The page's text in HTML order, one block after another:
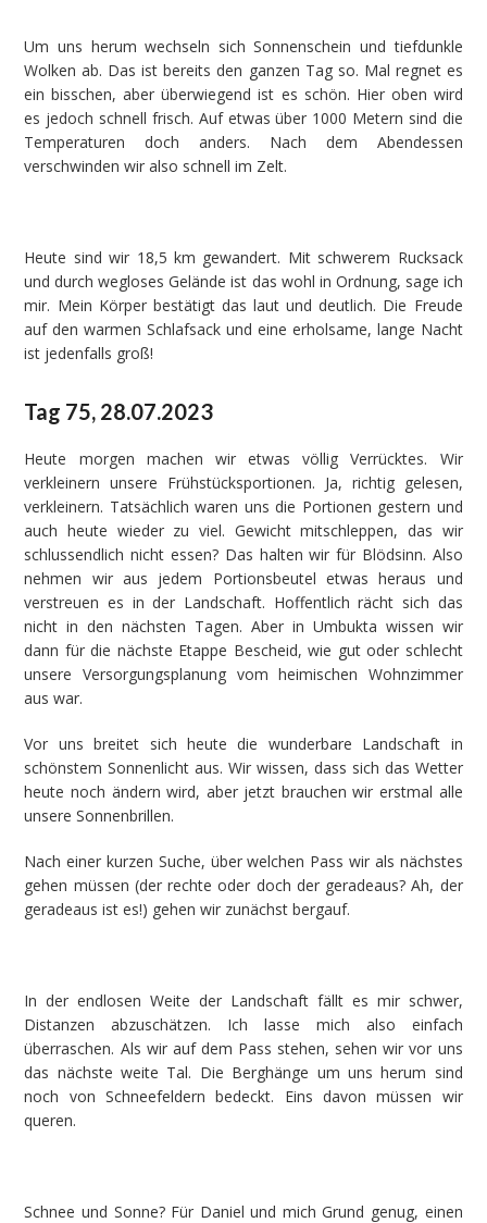
Um uns herum wechseln sich Sonnenschein und tiefdunkle
Wolken ab. Das ist bereits den ganzen Tag so. Mal regnet es
ein bisschen, aber überwiegend ist es schön. Hier oben wird
es jedoch schnell frisch. Auf etwas über 1000 Metern sind die
Temperaturen doch anders. Nach dem Abendessen
verschwinden wir also schnell im Zelt.
Heute sind wir 18,5 km gewandert. Mit schwerem Rucksack
und durch wegloses Gelände ist das wohl in Ordnung, sage ich
mir. Mein Körper bestätigt das laut und deutlich. Die Freude
auf den warmen Schlafsack und eine erholsame, lange Nacht
ist jedenfalls groß!
Tag 75, 28.07.2023
Heute morgen machen wir etwas völlig Verrücktes. Wir
verkleinern unsere Frühstücksportionen. Ja, richtig gelesen,
verkleinern. Tatsächlich waren uns die Portionen gestern und
auch heute wieder zu viel. Gewicht mitschleppen, das wir
schlussendlich nicht essen? Das halten wir für Blödsinn. Also
nehmen wir aus jedem Portionsbeutel etwas heraus und
verstreuen es in der Landschaft. Hoffentlich rächt sich das
nicht in den nächsten Tagen. Aber in Umbukta wissen wir
dann für die nächste Etappe Bescheid, wie gut oder schlecht
unsere Versorgungsplanung vom heimischen Wohnzimmer
aus war.
Vor uns breitet sich heute die wunderbare Landschaft in
schönstem Sonnenlicht aus. Wir wissen, dass sich das Wetter
heute noch ändern wird, aber jetzt brauchen wir erstmal alle
unsere Sonnenbrillen.
Nach einer kurzen Suche, über welchen Pass wir als nächstes
gehen müssen (der rechte oder doch der geradeaus? Ah, der
geradeaus ist es!) gehen wir zunächst bergauf.
In der endlosen Weite der Landschaft fällt es mir schwer,
Distanzen abzuschätzen. Ich lasse mich also einfach
überraschen. Als wir auf dem Pass stehen, sehen wir vor uns
das nächste weite Tal. Die Berghänge um uns herum sind
noch von Schneefeldern bedeckt. Eins davon müssen wir
queren.
Schnee und Sonne? Für Daniel und mich Grund genug, einen